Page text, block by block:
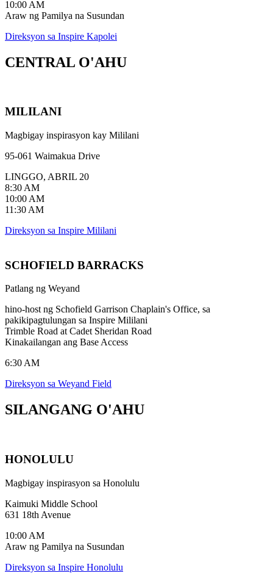
10:00 AM
Araw ng Pamilya na Susundan
Direksyon sa Inspire Kapolei
CENTRAL O'AHU
MILILANI
Magbigay inspirasyon kay Mililani
95-061 Waimakua Drive
LINGGO, ABRIL 20
8:30 AM
10:00 AM
11:30 AM
Direksyon sa Inspire Mililani
SCHOFIELD BARRACKS
Patlang ng Weyand
hino-host ng Schofield Garrison Chaplain's Office, sa
pakikipagtulungan sa Inspire Mililani
Trimble Road at Cadet Sheridan Road
Kinakailangan ang Base Access
6:30 AM
Direksyon sa Weyand Field
SILANGANG O'AHU
HONOLULU
Magbigay inspirasyon sa Honolulu
Kaimuki Middle School
631 18th Avenue
10:00 AM
Araw ng Pamilya na Susundan
Direksyon sa Inspire Honolulu